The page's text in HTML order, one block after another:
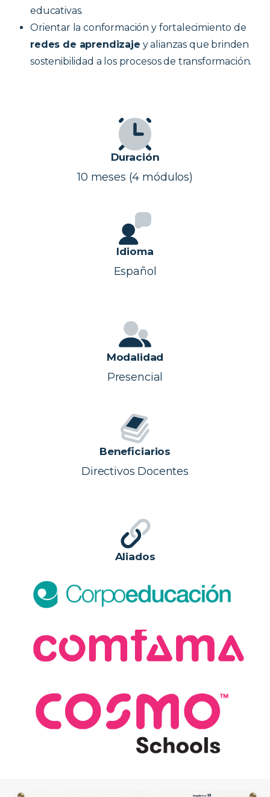
educativas.
Orientar la conformación y fortalecimiento de
redes de aprendizaje y alianzas que brinden
sostenibilidad a los procesos de transformación.
Duración
10 meses (4 módulos)
Idioma
Español
Modalidad
Presencial
Beneficiarios
Directivos Docentes
Aliados